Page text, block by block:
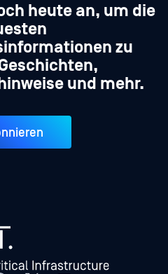
heute an, um die
zu
und mehr.